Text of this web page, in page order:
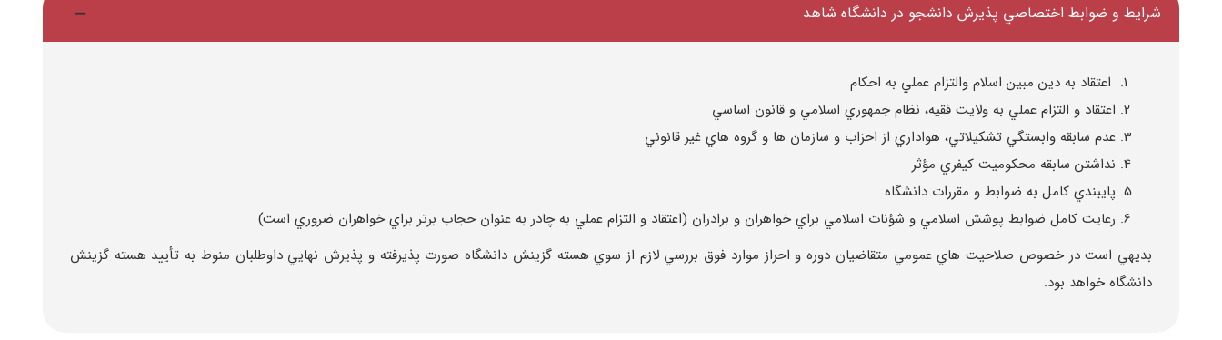
شرايط و ضوابط اختصاصي پذيرش دانشجو در دانشگاه شاهد
اعتقاد به دين مبين اسلام والتزام عملي به احكام
اعتقاد و التزام عملي به ولايت فقيه، نظام جمهوري اسلامي و قانون اساسي
عدم سابقه وابستگي تشكيلاتي، هواداري از احزاب و سازمان ها و گروه هاي غير قانوني
نداشتن سابقه محكوميت كيفري مؤثر
پايبندي كامل به ضوابط و مقررات دانشگاه
رعايت كامل ضوابط پوشش اسلامي و شؤنات اسلامي براي خواهران و برادران (اعتقاد و التزام عملي به چادر به عنوان حجاب برتر براي خواهران ضروري است)
بديهي است در خصوص صلاحيت هاي عمومي متقاضيان دوره و احراز موارد فوق بررسي لازم از سوي هسته گزينش دانشگاه صورت پذيرفته و پذيرش نهايي داوطلبان منوط به تأييد هسته گزينش
دانشگاه خواهد بود.